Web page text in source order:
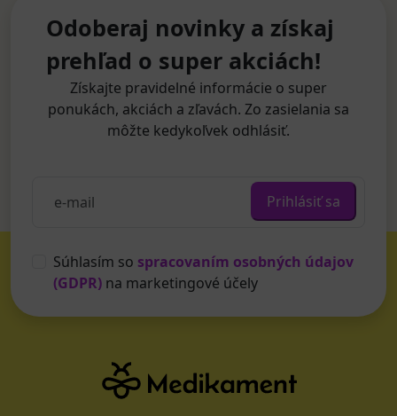
Odoberaj novinky a získaj
prehľad o super akciách!
Získajte pravidelné informácie o super
ponukách, akciách a zľavách. Zo zasielania sa
môžte kedykoľvek odhlásiť.
Prihlásiť sa
Súhlasím so spracovaním osobných údajov
(GDPR) na marketingové účely